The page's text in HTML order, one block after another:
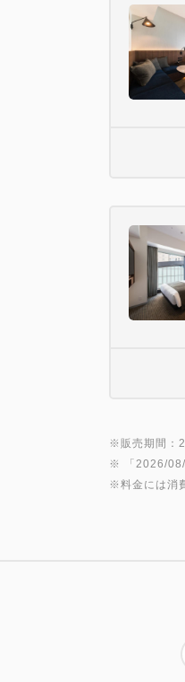
※販売期間：
※ 「 2026/
※料金には消